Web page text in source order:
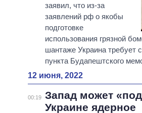
заявил, что из-за
заявлений рф о якобы
подготовке
использования грязной
шантаже Украина требует
пункта Будапештского
12 июня, 2022
00:19 Запад может
Украине ядерное